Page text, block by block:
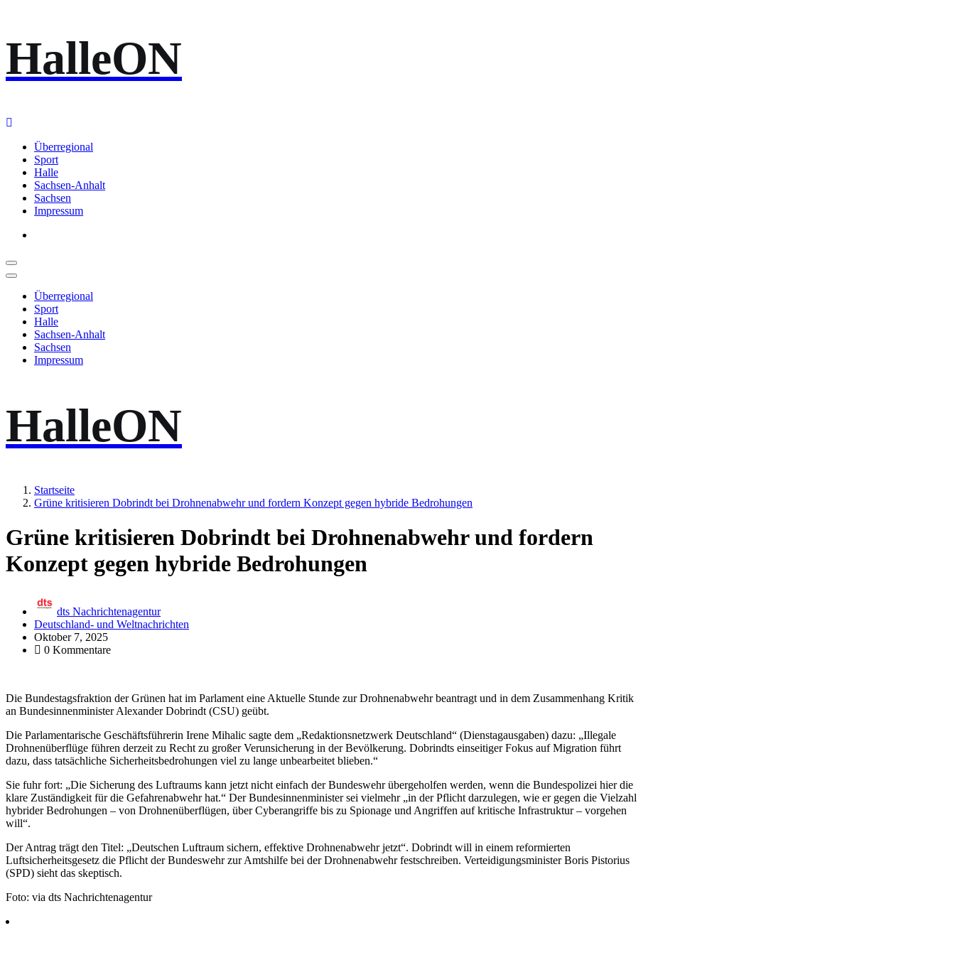
Inhalt
springen
HalleON
Überregional
Sport
Halle
Sachsen-Anhalt
Sachsen
Impressum
Überregional
Sport
Halle
Sachsen-Anhalt
Sachsen
Impressum
HalleON
Startseite
Grüne kritisieren Dobrindt bei Drohnenabwehr und fordern Konzept gegen hybride Bedrohungen
Grüne kritisieren Dobrindt bei Drohnenabwehr und fordern
Konzept gegen hybride Bedrohungen
dts Nachrichtenagentur
Deutschland- und Weltnachrichten
Oktober 7, 2025
0 Kommentare
Die Bundestagsfraktion der Grünen hat im Parlament eine Aktuelle Stunde zur Drohnenabwehr beantragt und in dem Zusammenhang Kritik
an Bundesinnenminister Alexander Dobrindt (CSU) geübt.
Die Parlamentarische Geschäftsführerin Irene Mihalic sagte dem „Redaktionsnetzwerk Deutschland“ (Dienstagausgaben) dazu: „Illegale
Drohnenüberflüge führen derzeit zu Recht zu großer Verunsicherung in der Bevölkerung. Dobrindts einseitiger Fokus auf Migration führt
dazu, dass tatsächliche Sicherheitsbedrohungen viel zu lange unbearbeitet blieben.“
Sie fuhr fort: „Die Sicherung des Luftraums kann jetzt nicht einfach der Bundeswehr übergeholfen werden, wenn die Bundespolizei hier die
klare Zuständigkeit für die Gefahrenabwehr hat.“ Der Bundesinnenminister sei vielmehr „in der Pflicht darzulegen, wie er gegen die Vielzahl
hybrider Bedrohungen – von Drohnenüberflügen, über Cyberangriffe bis zu Spionage und Angriffen auf kritische Infrastruktur – vorgehen
will“.
Der Antrag trägt den Titel: „Deutschen Luftraum sichern, effektive Drohnenabwehr jetzt“. Dobrindt will in einem reformierten
Luftsicherheitsgesetz die Pflicht der Bundeswehr zur Amtshilfe bei der Drohnenabwehr festschreiben. Verteidigungsminister Boris Pistorius
(SPD) sieht das skeptisch.
Foto: via dts Nachrichtenagentur